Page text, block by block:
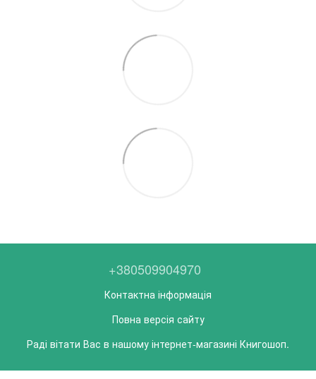
+380509904970
Контактна інформація
Повна версія сайту
Раді вітати Вас в нашому інтернет-магазині Книгошоп.